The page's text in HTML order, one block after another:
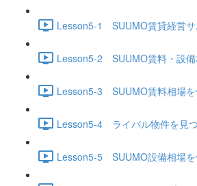
Lesson5-1 SUUMO賃貸経営
Lesson5-2 SUUMO賃料・設
Lesson5-3 SUUMO賃料相場
Lesson5-4 ライバル物件を見
Lesson5-5 SUUMO設備相場